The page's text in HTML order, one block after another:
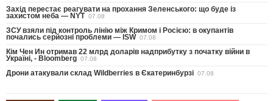
Захід перестає реагувати на прохання Зеленського: що буде із
захистом неба — NYT 07.08
ЗСУ взяли під контроль лінію між Кримом і Росією: в окупантів
почались серйозні проблеми — ISW 07.08
Кім Чен Ин отримав 22 млрд доларів надприбутку з початку війни в
Україні, - Bloomberg 07.08
Дрони атакували склад Wildberries в Єкатеринбурзі 07.08